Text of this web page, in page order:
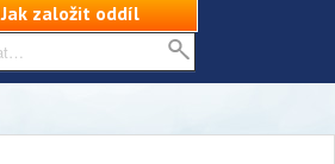
Jak založit oddíl